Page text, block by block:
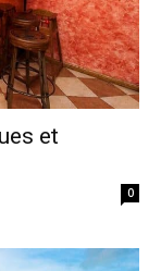
et
0